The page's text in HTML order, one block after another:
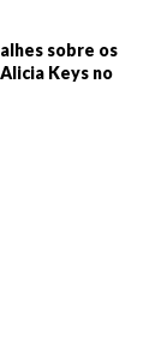
sobre os
Keys no